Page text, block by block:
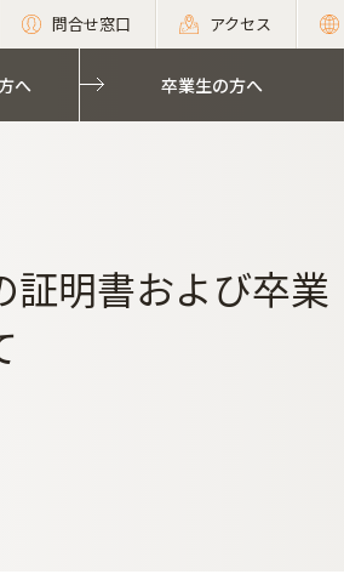
問合せ窓口 アクセス
へ 卒業生の方へ
証明書および卒